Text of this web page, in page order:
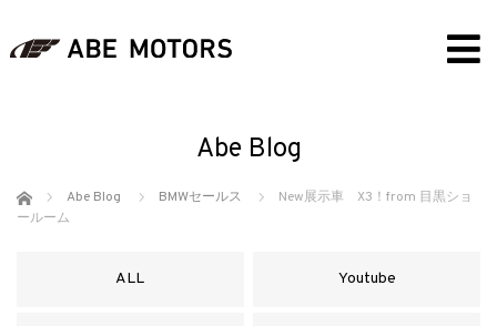
Abe Blog
ホーム Abe Blog BMWセールス
New展示車 X3！from 目黒ショ
ールーム
ALL Youtube